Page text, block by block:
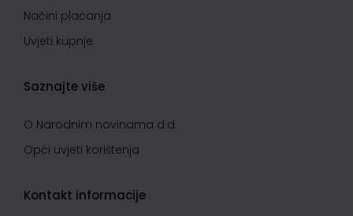
Načini plaćanja
Uvjeti kupnje
Saznajte više
O Narodnim novinama d.d.
Opći uvjeti korištenja
Kontakt informacije